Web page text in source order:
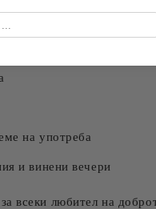
употреба
на употреба
и винени вечери
всеки любител на